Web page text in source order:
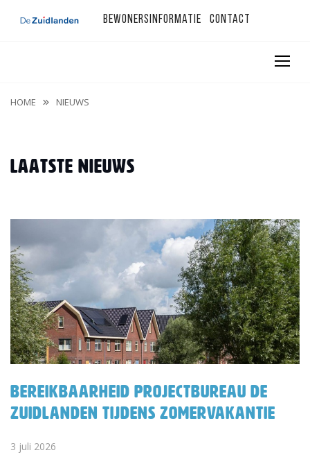
Bewonersinformatie Contact
HOME NIEUWS
Laatste nieuws
Bereikbaarheid Projectbureau De
Zuidlanden tijdens zomervakantie
3 juli 2026